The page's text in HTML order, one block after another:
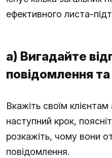
ефективного листа-
а) Вигадайте
повідомлення
Вкажіть своїм
наступний крок,
розкажіть, чому вони
повідомлення.